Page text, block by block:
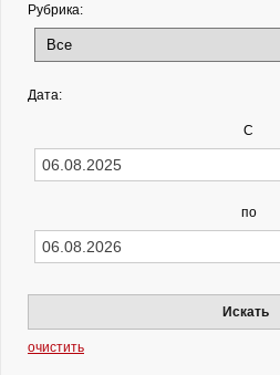
Рубрика:
Дата:
С
по
Искать
очистить